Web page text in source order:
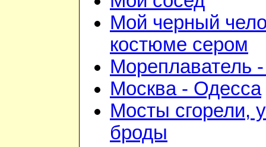
Мой черный
костюме сером
Мореплаватель
Москва - Одесса
Мосты сгорели,
броды